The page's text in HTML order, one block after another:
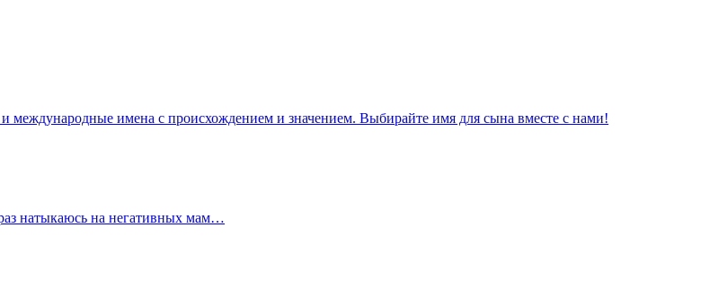
международные имена с происхождением и значением. Выбирайте имя для сына вместе с нами!
натыкаюсь на негативных мам…